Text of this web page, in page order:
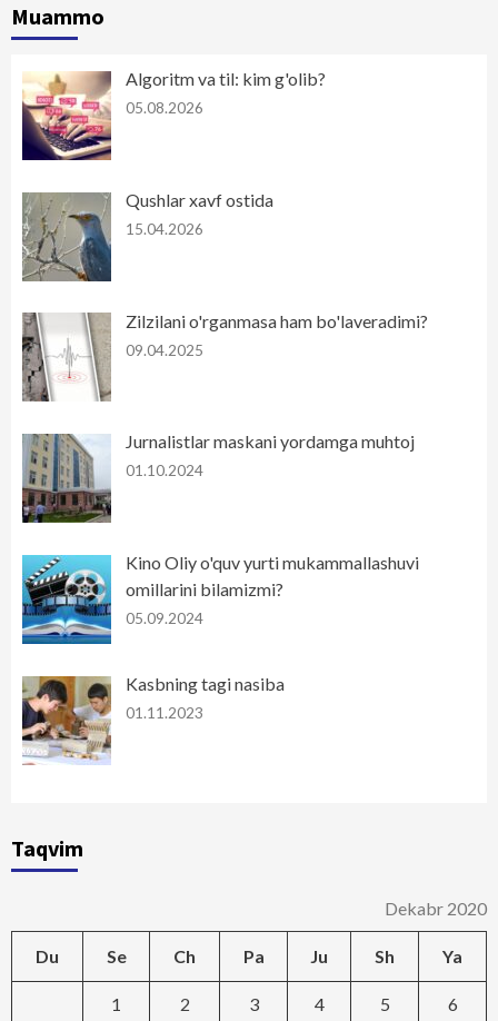
Muammo
Algoritm va til: kim g'olib?
05.08.2026
Qushlar xavf ostida
15.04.2026
Zilzilani o'rganmasa ham bo'laveradimi?
09.04.2025
Jurnalistlar maskani yordamga muhtoj
01.10.2024
Kino Oliy o'quv yurti mukammallashuvi
omillarini bilamizmi?
05.09.2024
Kasbning tagi nasiba
01.11.2023
Taqvim
Dekabr 2020
Du Se Ch Pa Ju Sh Ya
1 2 3 4 5 6